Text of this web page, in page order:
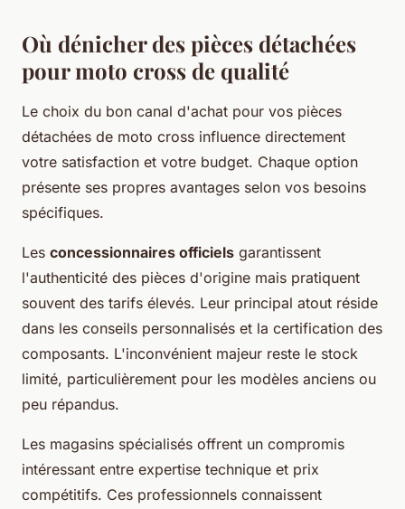
Où dénicher des pièces détachées
pour moto cross de qualité
Le choix du bon canal d'achat pour vos pièces
détachées de moto cross influence directement
votre satisfaction et votre budget. Chaque option
présente ses propres avantages selon vos besoins
spécifiques.
Les concessionnaires officiels garantissent
l'authenticité des pièces d'origine mais pratiquent
souvent des tarifs élevés. Leur principal atout réside
dans les conseils personnalisés et la certification des
composants. L'inconvénient majeur reste le stock
limité, particulièrement pour les modèles anciens ou
peu répandus.
Les magasins spécialisés offrent un compromis
intéressant entre expertise technique et prix
compétitifs. Ces professionnels connaissent